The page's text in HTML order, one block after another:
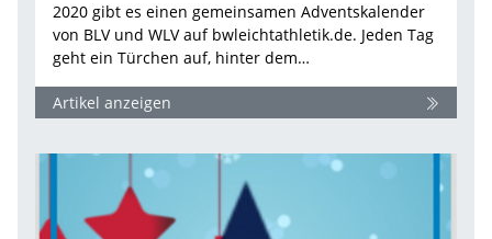
2020 gibt es einen gemeinsamen Adventskalender
von BLV und WLV auf bwleichtathletik.de. Jeden Tag
geht ein Türchen auf, hinter dem…
Artikel anzeigen